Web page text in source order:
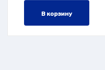
В корзину